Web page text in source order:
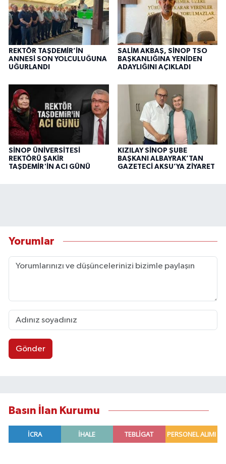
REKTÖR TAŞDEMİR’İN
ANNESİ SON YOLCULUĞUNA
UĞURLANDI
SALİM AKBAŞ, SİNOP TSO
BAŞKANLIĞINA YENİDEN
ADAYLIĞINI AÇIKLADI
SİNOP ÜNİVERSİTESİ
REKTÖRÜ ŞAKİR
TAŞDEMİR'İN ACI GÜNÜ
KIZILAY SİNOP ŞUBE
BAŞKANI ALBAYRAK’TAN
GAZETECİ AKSU’YA ZİYARET
Yorumlar
Gönder
Basın İlan Kurumu